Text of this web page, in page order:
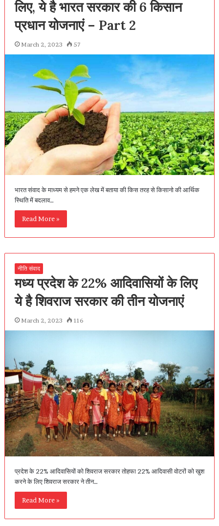
लिए, ये है भारत सरकार की 6 किसान
प्रधान योजनाएं – Part 2
March 2, 2023 57
भारत संवाद के माध्यम से हमने एक लेख में बताया की किस तरह से किसानो की आर्थिक
स्थिति में बदलाव…
Read More »
नीति संवाद
मध्य प्रदेश के 22% आदिवासियों के लिए
ये है शिवराज सरकार की तीन योजनाएं
March 2, 2023 116
प्रदेश के 22% आदिवासियों को शिवराज सरकार तोहफा 22% आदिवासी वोटरों को खुश
करने के लिए शिवराज सरकार ने तीन…
Read More »